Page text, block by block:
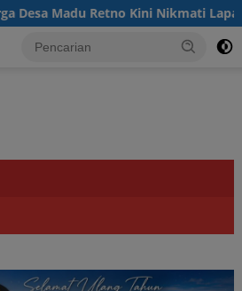
Retno Kini Nikmati Lapangan Voli